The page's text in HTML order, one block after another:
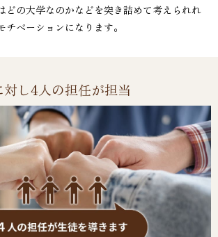
どの大学なのかなどを突き詰めて考えられれ
チベーションになります。
対し4人の担任が担当